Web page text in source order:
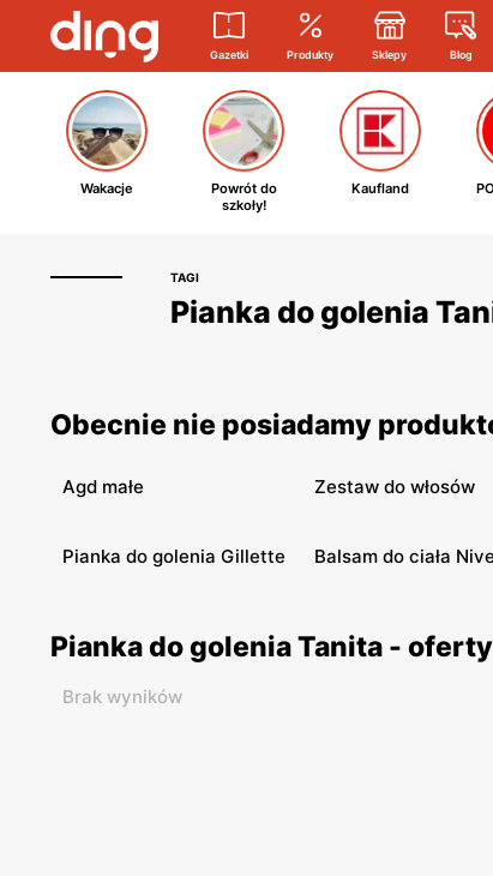
Gazetki Produkty Sklepy Blog
Wakacje
Powrót do
szkoły!
Kaufland
TAGI
Pianka do golenia
Obecnie nie posiadamy
Agd małe Zestaw do włosów
Pianka do golenia Gillette Balsam do ciała
Pianka do golenia Tanita -
Brak wyników